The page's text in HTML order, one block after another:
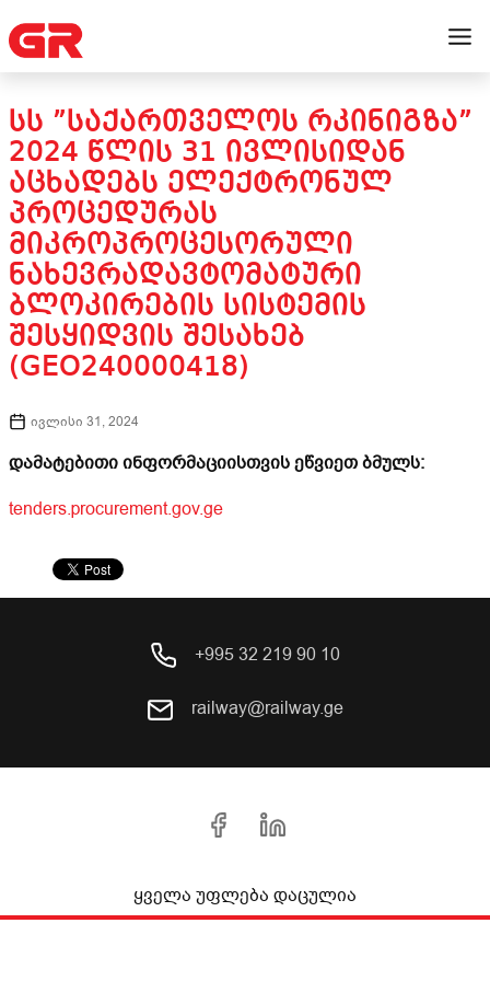
ᲡᲡ ”ᲡᲐᲥᲐᲠᲗᲕᲔᲚᲝᲡ ᲠᲙᲘᲜᲘᲒᲖᲐ”
2024 ᲬᲚᲘᲡ 31 ᲘᲕᲚᲘᲡᲘᲓᲐᲜ
ᲐᲪᲮᲐᲓᲔᲑᲡ ᲔᲚᲔᲥᲢᲠᲝᲜᲣᲚ
ᲞᲠᲝᲪᲔᲓᲣᲠᲐᲡ
ᲛᲘᲙᲠᲝᲞᲠᲝᲪᲔᲡᲝᲠᲣᲚᲘ
ᲜᲐᲮᲔᲕᲠᲐᲓᲐᲕᲢᲝᲛᲐᲢᲣᲠᲘ
ᲑᲚᲝᲙᲘᲠᲔᲑᲘᲡ ᲡᲘᲡᲢᲔᲛᲘᲡ
ᲨᲔᲡᲧᲘᲓᲕᲘᲡ ᲨᲔᲡᲐᲮᲔᲑ
(GEO240000418)
ივლისი 31, 2024
დამატებითი ინფორმაციისთვის ეწვიეთ ბმულს:
tenders.procurement.gov.ge
+995 32 219 90 10
railway@railway.ge
ყველა უფლება დაცულია